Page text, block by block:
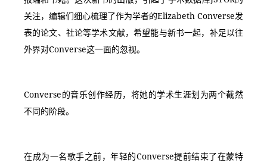
关注，编辑们细心梳理了作为学者的Elizabeth Converse发
表的论文、社论等学术文献，希望能与新书一起，补足以往
外界对Converse这一面的忽视。
Converse的音乐创作经历，将她的学术生涯划为两个截然
不同的阶段。
在成为一名歌手之前，年轻的Converse提前结束了在蒙特